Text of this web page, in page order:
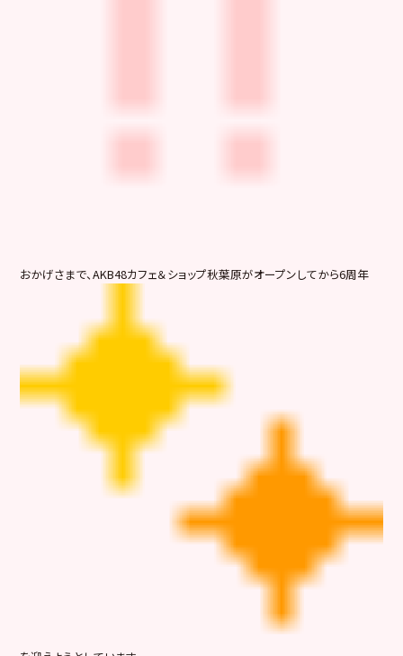
おかげさまで、AKB48カフェ＆ショップ秋葉原がオープンしてから6周年